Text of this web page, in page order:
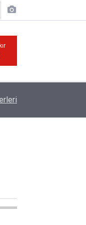
Ferhengê Zazakî-Tirkî